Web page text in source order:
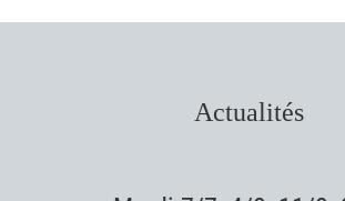
Actualités